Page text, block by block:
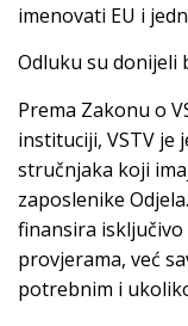
imenovati EU i
Odluku su donijeli
Prema Zakonu o
instituciji, VSTV je
stručnjaka koji
zaposlenike
finansira
provjerama, već
potrebnim i